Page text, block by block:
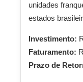
unidades
estados
Investimento:
Faturamento:
Prazo de